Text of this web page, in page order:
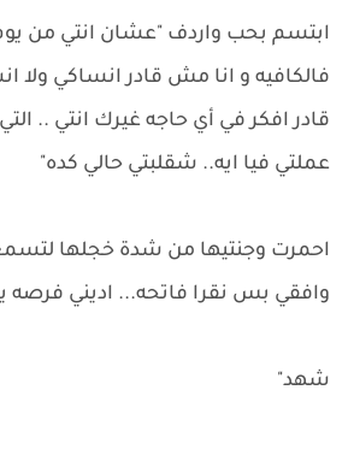
ابتسم بحب واردف "عشان انتي من
فالكافيه و انا مش قادر انساكي
قادر افكر في أي حاجه غيرك انتي ..
عملتي فيا ايه.. شقلبتي حالي كده"
احمرت وجنتيها من شدة خجلها
وافقي بس نقرا فاتحه... اديني فرصه
شهد"